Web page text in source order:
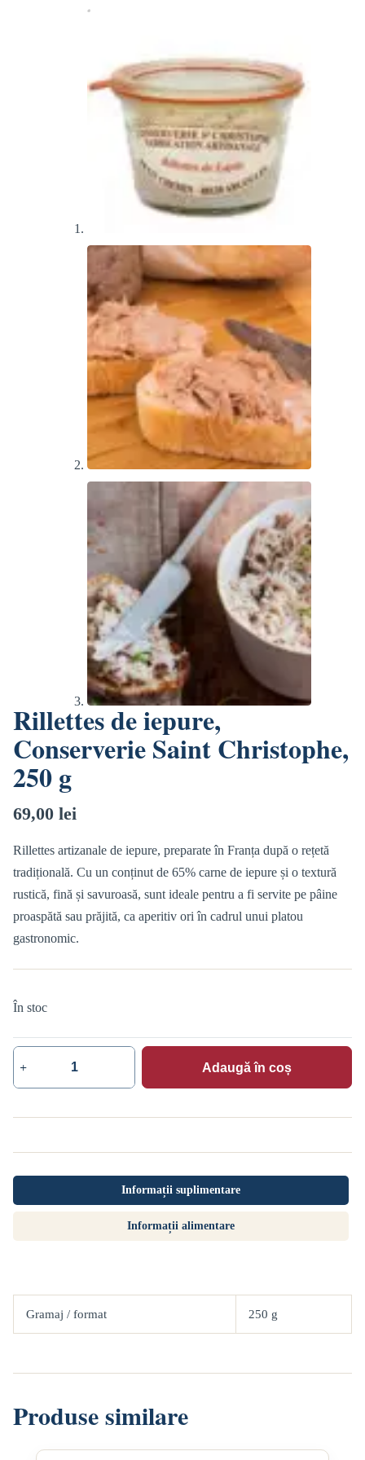
Rillettes de iepure,
Conserverie Saint Christophe,
250 g
69,00 lei
Rillettes artizanale de iepure, preparate în Franța după o rețetă
tradițională. Cu un conținut de 65% carne de iepure și o textură
rustică, fină și savuroasă, sunt ideale pentru a fi servite pe pâine
proaspătă sau prăjită, ca aperitiv ori în cadrul unui platou
gastronomic.
În stoc
Cantitate
Rillettes
iepure,
Christophe,
g
Adaugă în coș
Informații suplimentare
Informații alimentare
Gramaj / format 250 g
Produse similare